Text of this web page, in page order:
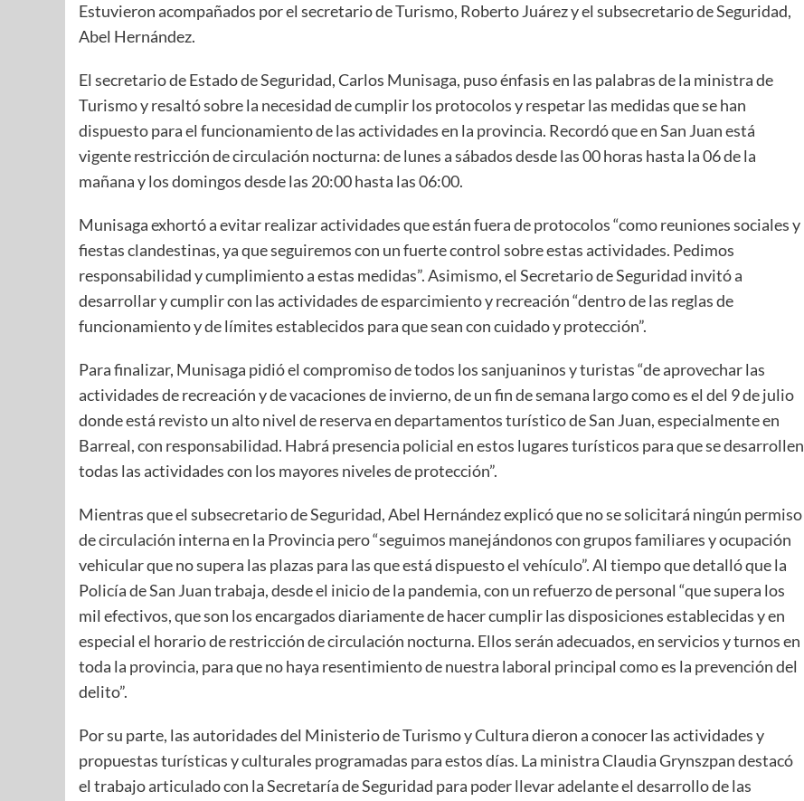
Estuvieron acompañados por el secretario de Turismo, Roberto Juárez y el subsecretario de Seguridad,
Abel Hernández.
El secretario de Estado de Seguridad, Carlos Munisaga, puso énfasis en las palabras de la ministra de
Turismo y resaltó sobre la necesidad de cumplir los protocolos y respetar las medidas que se han
dispuesto para el funcionamiento de las actividades en la provincia. Recordó que en San Juan está
vigente restricción de circulación nocturna: de lunes a sábados desde las 00 horas hasta la 06 de la
mañana y los domingos desde las 20:00 hasta las 06:00.
Munisaga exhortó a evitar realizar actividades que están fuera de protocolos “como reuniones sociales y
fiestas clandestinas, ya que seguiremos con un fuerte control sobre estas actividades. Pedimos
responsabilidad y cumplimiento a estas medidas”. Asimismo, el Secretario de Seguridad invitó a
desarrollar y cumplir con las actividades de esparcimiento y recreación “dentro de las reglas de
funcionamiento y de límites establecidos para que sean con cuidado y protección”.
Para finalizar, Munisaga pidió el compromiso de todos los sanjuaninos y turistas “de aprovechar las
actividades de recreación y de vacaciones de invierno, de un fin de semana largo como es el del 9 de julio
donde está revisto un alto nivel de reserva en departamentos turístico de San Juan, especialmente en
Barreal, con responsabilidad. Habrá presencia policial en estos lugares turísticos para que se desarrollen
todas las actividades con los mayores niveles de protección”.
Mientras que el subsecretario de Seguridad, Abel Hernández explicó que no se solicitará ningún permiso
de circulación interna en la Provincia pero “seguimos manejándonos con grupos familiares y ocupación
vehicular que no supera las plazas para las que está dispuesto el vehículo”. Al tiempo que detalló que la
Policía de San Juan trabaja, desde el inicio de la pandemia, con un refuerzo de personal “que supera los
mil efectivos, que son los encargados diariamente de hacer cumplir las disposiciones establecidas y en
especial el horario de restricción de circulación nocturna. Ellos serán adecuados, en servicios y turnos en
toda la provincia, para que no haya resentimiento de nuestra laboral principal como es la prevención del
delito”.
Por su parte, las autoridades del Ministerio de Turismo y Cultura dieron a conocer las actividades y
propuestas turísticas y culturales programadas para estos días. La ministra Claudia Grynszpan destacó
el trabajo articulado con la Secretaría de Seguridad para poder llevar adelante el desarrollo de las